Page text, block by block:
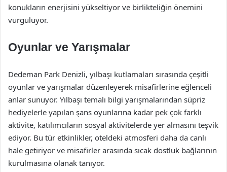
konukların enerjisini yükseltiyor ve birlikteliğin önemini
vurguluyor.
Oyunlar ve Yarışmalar
Dedeman Park Denizli, yılbaşı kutlamaları sırasında çeşitli
oyunlar ve yarışmalar düzenleyerek misafirlerine eğlenceli
anlar sunuyor. Yılbaşı temalı bilgi yarışmalarından süpriz
hediyelerle yapılan şans oyunlarına kadar pek çok farklı
aktivite, katılımcıların sosyal aktivitelerde yer almasını teşvik
ediyor. Bu tür etkinlikler, oteldeki atmosferi daha da canlı
hale getiriyor ve misafirler arasında sıcak dostluk bağlarının
kurulmasına olanak tanıyor.